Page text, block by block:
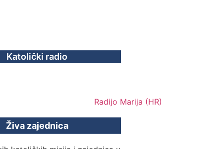
Katolički radio
Živa zajednica